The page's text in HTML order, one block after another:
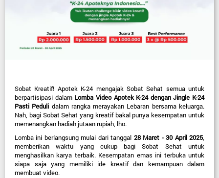
Sobat Kreatif! Apotek K-24 mengajak Sobat Sehat semua untuk
berpartisipasi dalam Lomba Video Apotek K-24 dengan Jingle K-24
Pasti Peduli dalam rangka merayakan Lebaran bersama keluarga.
Nah, bagi Sobat Sehat yang kreatif bakal punya kesempatan untuk
memenangkan hadiah jutaan rupiah, lho.
Lomba ini berlangsung mulai dari tanggal 28 Maret - 30 April 2025,
memberikan waktu yang cukup bagi Sobat Sehat untuk
menghasilkan karya terbaik. Kesempatan emas ini terbuka untuk
siapa saja yang memiliki ide kreatif dan kemampuan dalam
membuat video.